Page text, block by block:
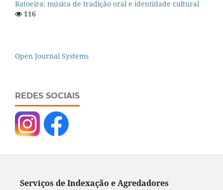
Ratoeira: música de tradição oral e identidade cultural
116
Open Journal Systems
REDES SOCIAIS
Serviços de Indexação e Agredadores